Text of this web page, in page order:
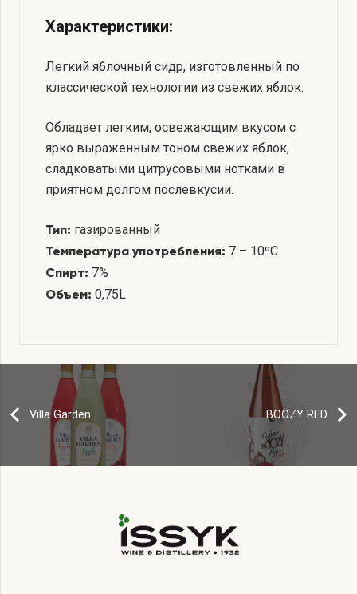
Характеристики:
Легкий яблочный сидр, изготовленный по
классической технологии из свежих яблок.
Обладает легким, освежающим вкусом с
ярко выраженным тоном свежих яблок,
сладковатыми цитрусовыми нотками в
приятном долгом послевкусии.
Тип: газированный
Температура употребления: 7 – 10ºС
Спирт: 7%
Объем: 0,75L
Villa Garden BOOZY RED